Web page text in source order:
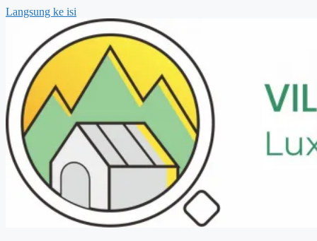
Langsung ke isi